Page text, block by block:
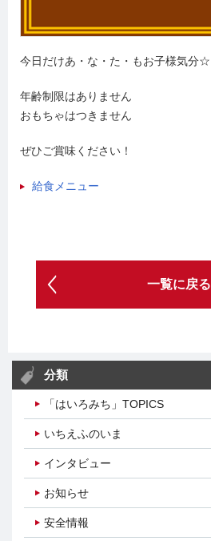
今日だけあ・な・た・もお子様気分☆
年齢制限はありません
おもちゃはつきません
ぜひご賞味ください！
給食メニュー
一覧に戻る
分類
「はいろみち」TOPICS
いちえふのいま
インタビュー
お知らせ
安全情報